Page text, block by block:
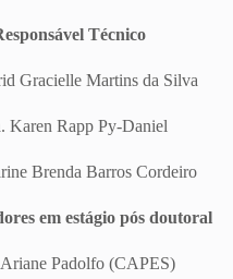
Técnico
Gracielle Martins da Silva
Karen Rapp Py-Daniel
Brenda Barros Cordeiro
em estágio pós doutoral
Padolfo (CAPES)